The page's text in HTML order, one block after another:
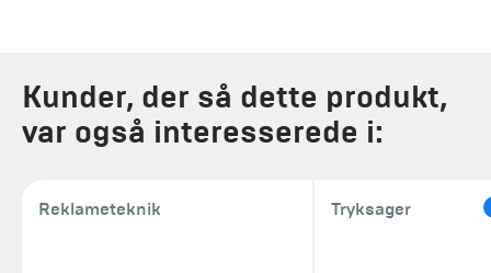
Kunder, der så dette produkt,
var også interesserede i:
Reklameteknik Tryksager